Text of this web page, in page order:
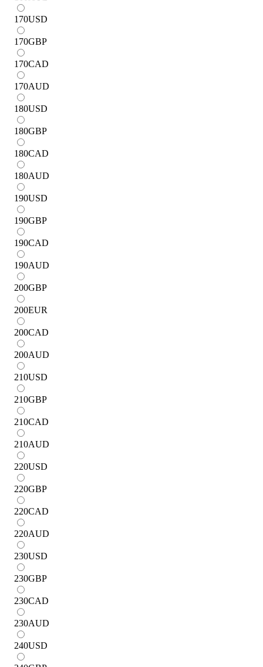
170USD
170GBP
170CAD
170AUD
180USD
180GBP
180CAD
180AUD
190USD
190GBP
190CAD
190AUD
200GBP
200EUR
200CAD
200AUD
210USD
210GBP
210CAD
210AUD
220USD
220GBP
220CAD
220AUD
230USD
230GBP
230CAD
230AUD
240USD